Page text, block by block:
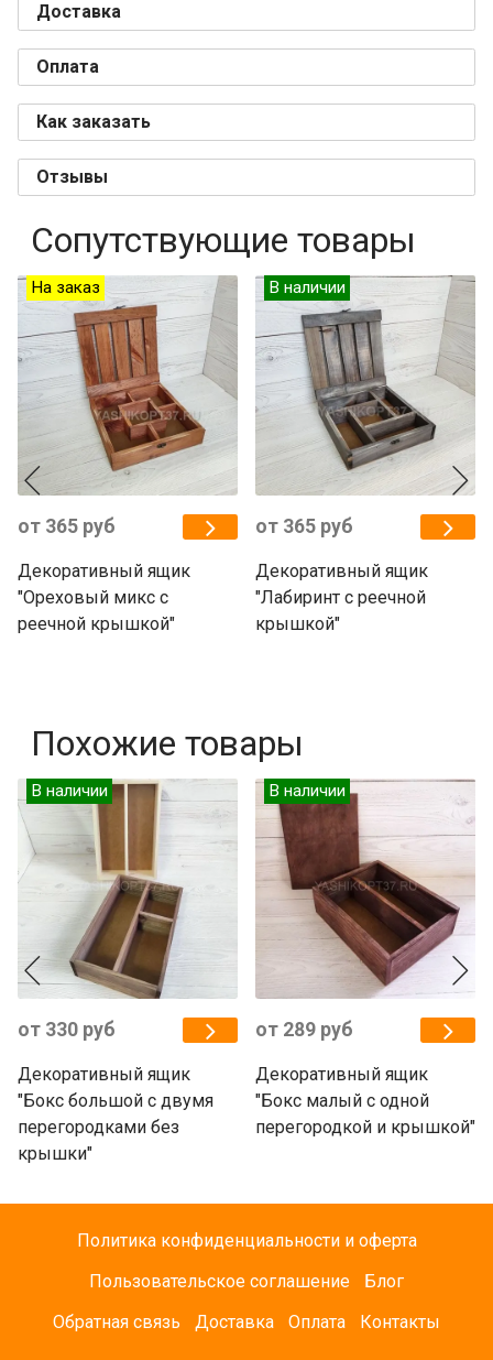
Доставка
Оплата
Как заказать
Отзывы
Сопутствующие товары
На заказ
от 365 руб
Декоративный ящик
"Ореховый микс с
реечной крышкой"
В наличии
от 365 руб
Декоративный ящик
"Лабиринт с реечной
крышкой"
Похожие товары
В наличии
от 330 руб
Декоративный ящик
"Бокс большой с двумя
перегородками без
крышки"
В наличии
от 289 руб
Декоративный ящик
"Бокс малый с одной
перегородкой и крышкой"
Политика конфиденциальности и оферта
Пользовательское соглашение
Блог
Обратная связь
Доставка Оплата Контакты